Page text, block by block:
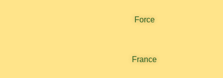
Force
France